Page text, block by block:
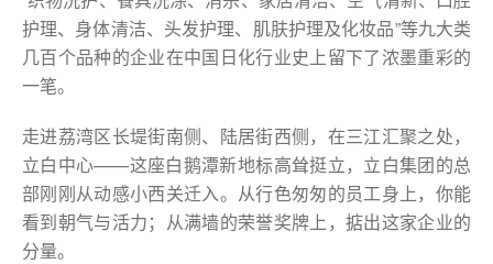
护理、身体清洁、头发护理、肌肤护理及化妆品”等九大类
几百个品种的企业在中国日化行业史上留下了浓墨重彩的
一笔。
走进荔湾区长堤街南侧、陆居街西侧，在三江汇聚之处，
立白中心——这座白鹅潭新地标高耸挺立，立白集团的总
部刚刚从动感小西关迁入。从行色匆匆的员工身上，你能
看到朝气与活力；从满墙的荣誉奖牌上，掂出这家企业的
分量。